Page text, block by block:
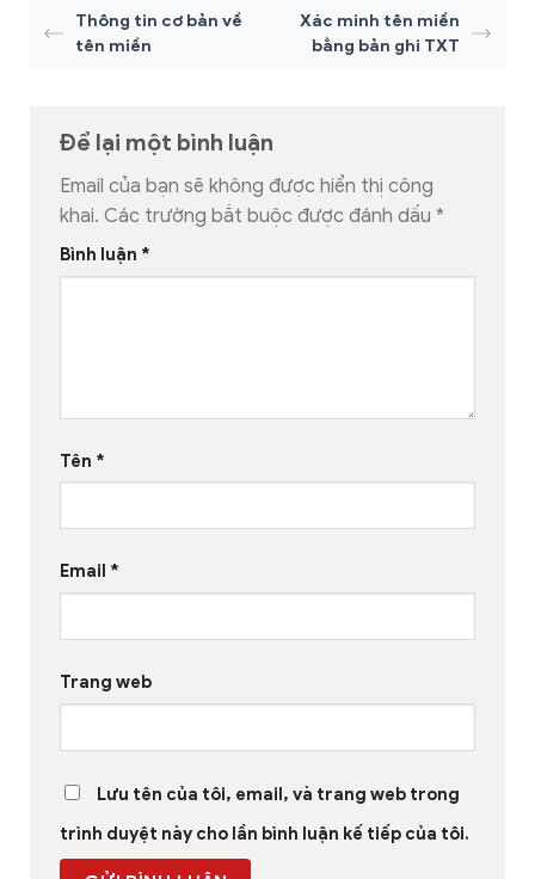
Thông tin cơ bản về
tên miền
Xác minh tên miền
bằng bản ghi TXT
Để lại một bình luận
Email của bạn sẽ không được hiển thị công
khai. Các trường bắt buộc được đánh dấu *
Bình luận *
Tên *
Email *
Trang web
Lưu tên của tôi, email, và trang web trong
trình duyệt này cho lần bình luận kế tiếp của tôi.